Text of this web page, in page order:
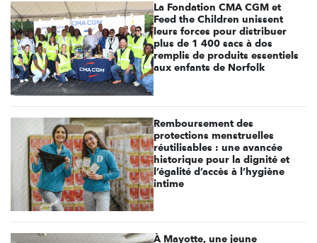
La Fondation CMA CGM et
Feed the Children unissent
leurs forces pour distribuer
plus de 1 400 sacs à dos
remplis de produits essentiels
aux enfants de Norfolk
Remboursement des
protections menstruelles
réutilisables : une avancée
historique pour la dignité et
l’égalité d’accès à l’hygiène
intime
À Mayotte, une jeune